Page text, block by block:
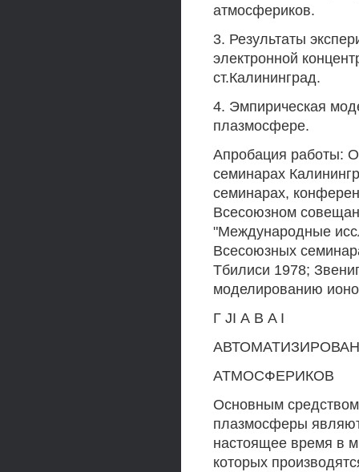
атмосфериков.
3. Результаты
электронной
ст.Калининград.
4. Эмпирическая
плазмосфере.
Апробация работы:
семинарах
семинарах,
Всесоюзном
"Международные
Всесоюзных
Тбилиси 1978;
моделированию
Г JI А В A I
АТМОСФЕРИКОВ
Основным средством
плазмосферы
настоящее время в
которых